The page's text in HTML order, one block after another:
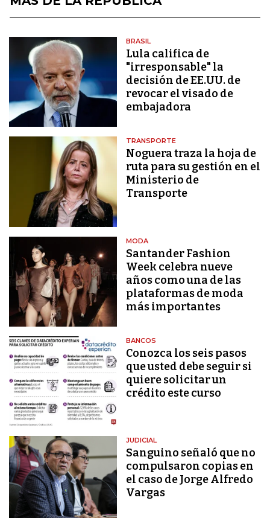
BRASIL
Lula califica de
"irresponsable" la
decisión de EE.UU. de
revocar el visado de
embajadora
TRANSPORTE
Noguera traza la hoja de
ruta para su gestión en el
Ministerio de
Transporte
MODA
Santander Fashion
Week celebra nueve
años como una de las
plataformas de moda
más importantes
BANCOS
Conozca los seis pasos
que usted debe seguir si
quiere solicitar un
crédito este curso
JUDICIAL
Sanguino señaló que no
compulsaron copias en
el caso de Jorge Alfredo
Vargas